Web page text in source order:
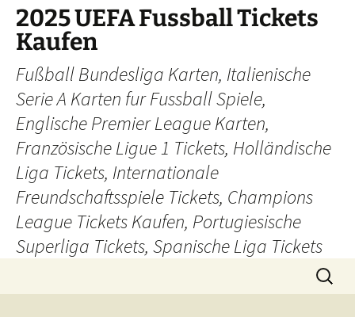
Skip
content
2025 UEFA Fussball Tickets
Kaufen
Fußball Bundesliga Karten, Italienische
Serie A Karten fur Fussball Spiele,
Englische Premier League Karten,
Französische Ligue 1 Tickets, Holländische
Liga Tickets, Internationale
Freundschaftsspiele Tickets, Champions
League Tickets Kaufen, Portugiesische
Superliga Tickets, Spanische Liga Tickets
Search
for: